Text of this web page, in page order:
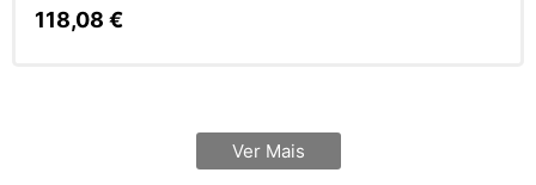
118,08 €
Ver Mais